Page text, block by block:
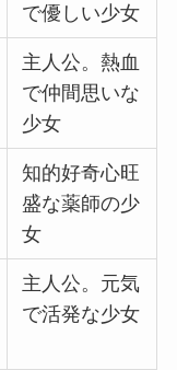
で優しい少女
主人公。熱血
で仲間思いな
少女
知的好奇心旺
盛な薬師の少
女
主人公。元気
で活発な少女